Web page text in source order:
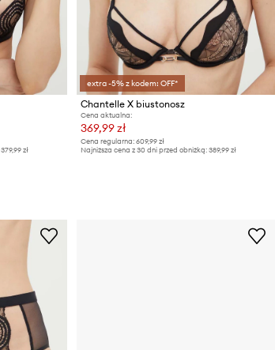
379,99 zł
extra -5% z kodem: OFF*
Chantelle X biustonosz
Cena aktualna:
369,99 zł
Cena regularna: 609,99 zł
Najniższa cena z 30 dni przed obniżką: 389,99 zł